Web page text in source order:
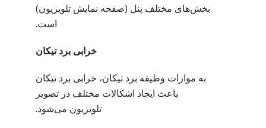
بخش‌های مختلف پنل (صفحه نمایش تلویزیون)
است.
خرابی برد تیکان
به موازات وظیفه برد تیکان، خرابی برد تیکان
باعث ایجاد اشکالات مختلف در تصویر
تلویزیون می‌شود.